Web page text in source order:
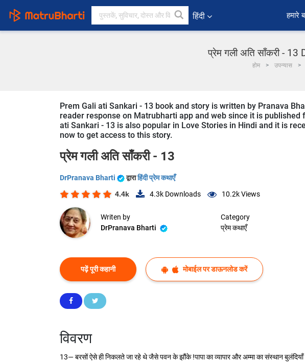
हिंदी हमारे
प्रेम गली अति साँकरी - 13
होम उपन्यास
Prem Gali ati Sankari - 13 book and story is written by Pranava
reader response on Matrubharti app and web since it is
ati Sankari - 13 is also popular in Love Stories in Hindi and it is
now to get access to this story.
प्रेम गली अति साँकरी - 13
DrPranava Bharti द्वाराहिंदी प्रेम कथाएँ
4.4k 4.3k Downloads 10.2kViews
Writen by
DrPranava Bharti
Category
प्रेम कथाएँ
पढ़ें पूरी कहानी मोबाईल पर डाऊनलोड करें
विवरण
13— बरसों ऐसे ही निकलते जा रहे थे जैसे पवन के झौंके !पापा का व्यापार और अम्मा का संस्थान